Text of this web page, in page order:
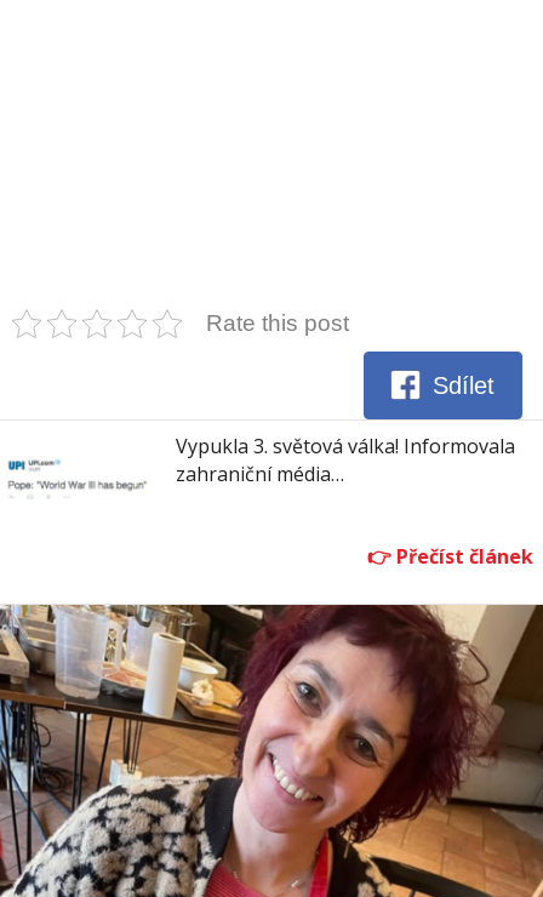
Rate this post
Sdílet
Vypukla 3. světová válka! Informovala
zahraniční média…